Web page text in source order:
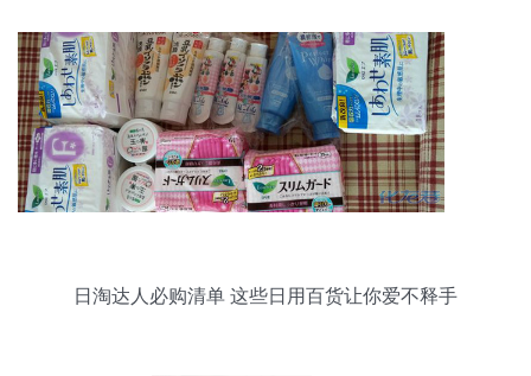
日淘达人必购清单 这些日用百货让你爱不释手